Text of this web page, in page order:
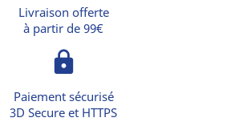
Livraison offerte
à partir de 99€
lock
Paiement sécurisé
3D Secure et HTTPS